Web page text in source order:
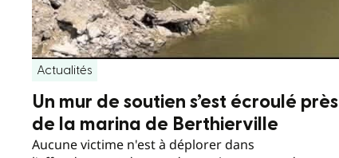
Actualités
Un mur de soutien s’est écroulé près
de la marina de Berthierville
Aucune victime n'est à déplorer dans